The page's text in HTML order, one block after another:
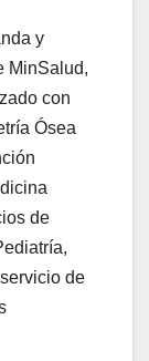
y
MinSalud,
con
Ósea
de
de